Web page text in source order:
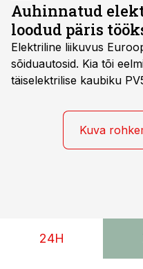
Auhinnatud
loodud päris
Elektriline liikuvus
sõiduautosid. Kia tõi
täiselektrilise kaubiku
platvormile e-GMP.s ja
tarbesõiduki
kahe- ja kolmekohalise
Kuva
24H